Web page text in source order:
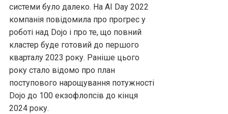
системи було далеко. На AI Day 2022
компанія повідомила про прогрес у
роботі над Dojo і про те, що повний
кластер буде готовий до першого
кварталу 2023 року. Раніше цього
року стало відомо про план
поступового нарощування потужності
Dojo до 100 екзофлопсів до кінця
2024 року.